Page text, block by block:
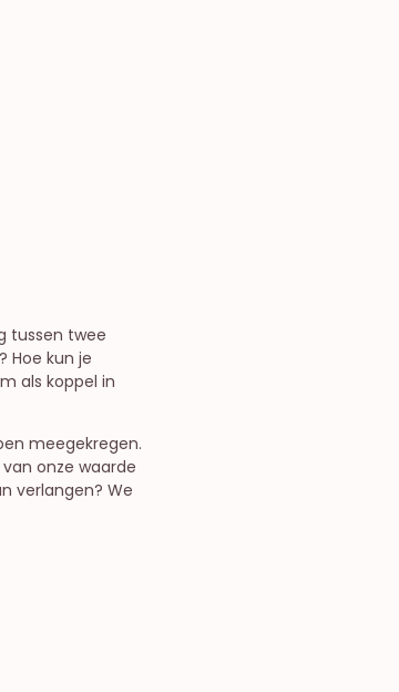
tussen twee
Hoe kun je
als koppel in
meegekregen.
onze waarde
verlangen? We